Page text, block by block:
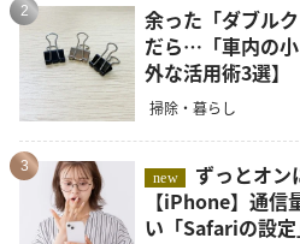
2
余った「ダブル
だら…「車内の
外な活用術3選】
掃除・暮らし
3
new
【iPhone】通信
い「Safariの設定